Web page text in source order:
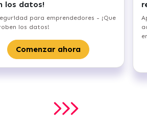
Aprenderás a formalizar tu
emprendimiento, desde elegir el tipo de
empresa hasta registrar la marca.
Comenzar ahora